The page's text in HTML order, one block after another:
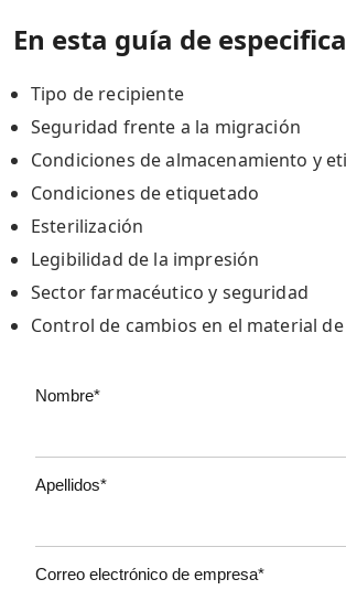
En esta guía de
Tipo de recipiente
Seguridad frente a la migración
Condiciones de almacenamiento y
Condiciones de etiquetado
Esterilización
Legibilidad de la impresión
Sector farmacéutico y seguridad
Control de cambios en el material